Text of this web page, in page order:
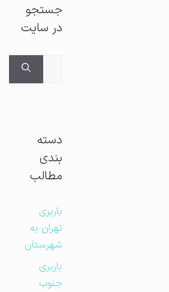
جستجو
در سایت
دسته
بندی
مطالب
باربری
تهران به
شهرستان
باربری
جنوب